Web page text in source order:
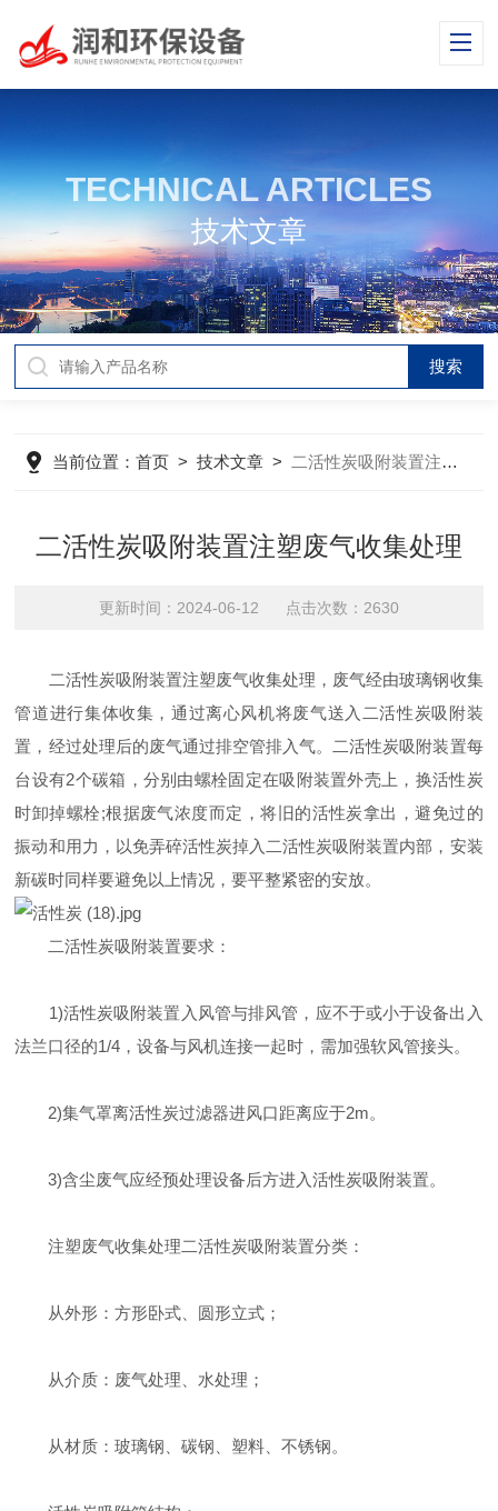
TECHNICAL ARTICLES
技术文章
当前位置：首页 >技术文章 > 二活性炭吸附装置注塑废气收集处理
二活性炭吸附装置注塑废气收集处理
更新时间：2024-06-12 点击次数：2630
二活性炭吸附装置注塑废气收集处理，废气经由玻璃钢收集
管道进行集体收集，通过离心风机将废气送入二活性炭吸附装
置，经过处理后的废气通过排空管排入气。二活性炭吸附装置每
台设有2个碳箱，分别由螺栓固定在吸附装置外壳上，换活性炭
时卸掉螺栓;根据废气浓度而定，将旧的活性炭拿出，避免过的
振动和用力，以免弄碎活性炭掉入二活性炭吸附装置内部，安装
新碳时同样要避免以上情况，要平整紧密的安放。
二活性炭吸附装置要求：
1)活性炭吸附装置入风管与排风管，应不于或小于设备出入
法兰口径的1/4，设备与风机连接一起时，需加强软风管接头。
2)集气罩离活性炭过滤器进风口距离应于2m。
3)含尘废气应经预处理设备后方进入活性炭吸附装置。
注塑废气收集处理二活性炭吸附装置分类：
从外形：方形卧式、圆形立式；
从介质：废气处理、水处理；
从材质：玻璃钢、碳钢、塑料、不锈钢。